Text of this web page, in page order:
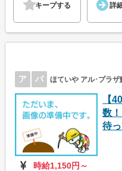
キープする 詳
ア パ ほていや アル･プラザ
【
数
待
時給1,150円～